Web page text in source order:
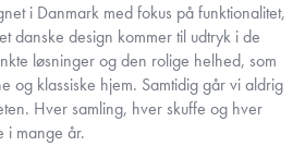
i Danmark med fokus på funktionalitet,
danske design kommer til udtryk i de
løsninger og den rolige helhed, som
og klassiske hjem. Samtidig går vi aldrig
Hver samling, hver skuffe og hver
i mange år.